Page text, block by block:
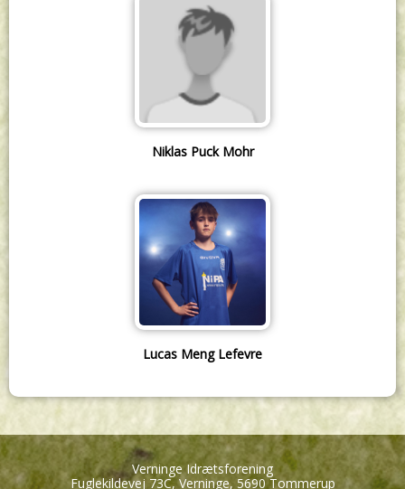
Niklas Puck Mohr
Lucas Meng Lefevre
Verninge Idrætsforening
Fuglekildevej 73C, Verninge, 5690 Tommerup